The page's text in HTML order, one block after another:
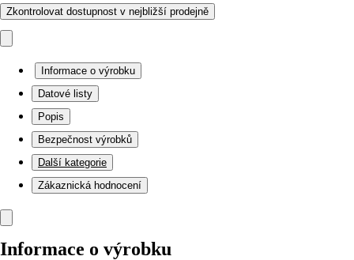
Zkontrolovat dostupnost v nejbližší prodejně
Informace o výrobku
Datové listy
Popis
Bezpečnost výrobků
Další kategorie
Zákaznická hodnocení
Informace o výrobku